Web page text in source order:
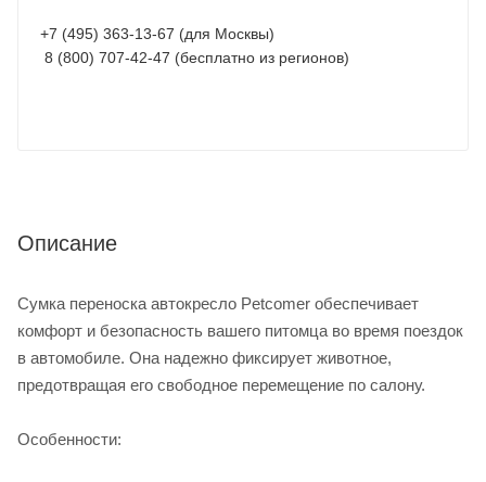
+7 (495) 363-13-67 (для Москвы)
8 (800) 707-42-47 (бесплатно из регионов)
Описание
Сумка переноска автокресло Petcomer обеспечивает
комфорт и безопасность вашего питомца во время поездок
в автомобиле. Она надежно фиксирует животное,
предотвращая его свободное перемещение по салону.
Особенности: